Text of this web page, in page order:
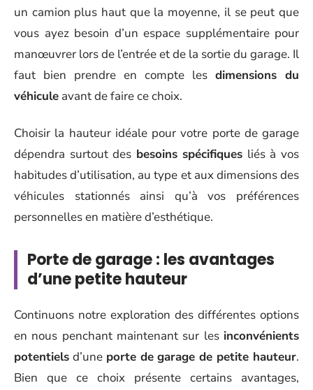
un camion plus haut que la moyenne, il se peut que
vous ayez besoin d’un espace supplémentaire pour
manœuvrer lors de l’entrée et de la sortie du garage. Il
faut bien prendre en compte les dimensions du
véhicule avant de faire ce choix.
Choisir la hauteur idéale pour votre porte de garage
dépendra surtout des besoins spécifiques liés à vos
habitudes d’utilisation, au type et aux dimensions des
véhicules stationnés ainsi qu’à vos préférences
personnelles en matière d’esthétique.
Porte de garage : les avantages
d’une petite hauteur
Continuons notre exploration des différentes options
en nous penchant maintenant sur les inconvénients
potentiels d’une porte de garage de petite hauteur.
Bien que ce choix présente certains avantages,